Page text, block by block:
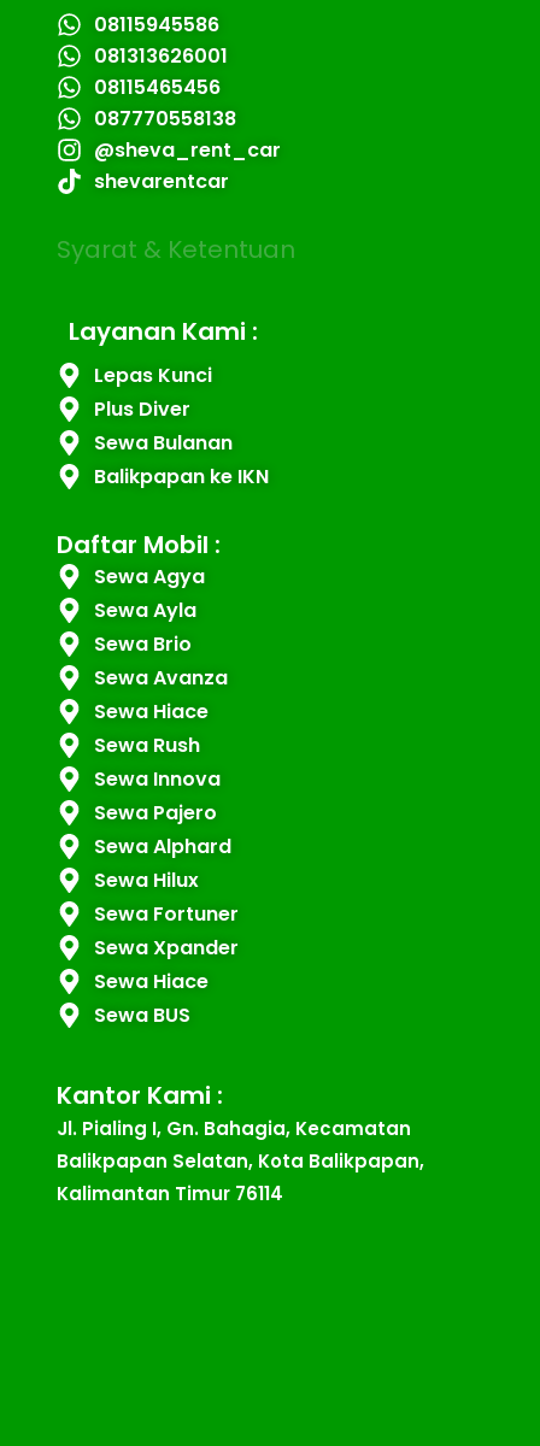
08115945586
081313626001
08115465456
087770558138
@sheva_rent_car
shevarentcar
Syarat & Ketentuan
Layanan Kami :
Lepas Kunci
Plus Diver
Sewa Bulanan
Balikpapan ke IKN
Daftar Mobil :
Sewa Agya
Sewa Ayla
Sewa Brio
Sewa Avanza
Sewa Hiace
Sewa Rush
Sewa Innova
Sewa Pajero
Sewa Alphard
Sewa Hilux
Sewa Fortuner
Sewa Xpander
Sewa Hiace
Sewa BUS
Kantor Kami :
Jl. Pialing I, Gn. Bahagia, Kecamatan
Balikpapan Selatan, Kota Balikpapan,
Kalimantan Timur 76114